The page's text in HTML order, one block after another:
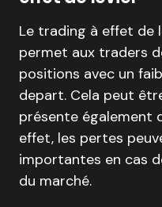
Le trading à effet de
permet aux traders
positions avec un
depart. Cela peut
présente également
effet, les pertes
importantes en cas
du marché.